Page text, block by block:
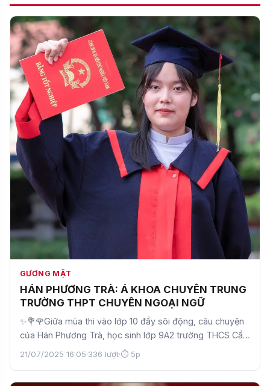
GƯƠNG MẶT
HÁN PHƯƠNG TRÀ: Á KHOA CHUYÊN TRUNG
TRƯỜNG THPT CHUYÊN NGOẠI NGỮ
✨💐🌹Giữa mùa thi vào lớp 10 đầy sôi động, câu chuyện
của Hán Phương Trà, học sinh lớp 9A2 trường THCS Cầu
Giấ…
21/07/2025 16:05·336 lượt·⏱ 5p